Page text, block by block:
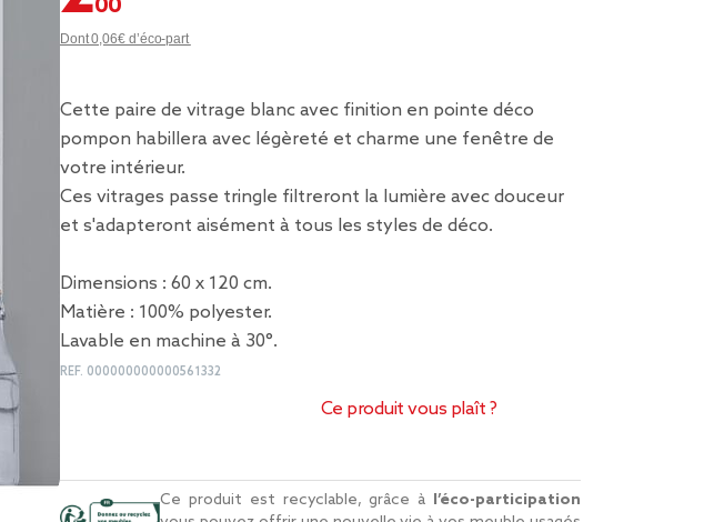
Dont 0,06€ d’éco-part
Cette paire de vitrage blanc avec finition en pointe déco
pompon habillera avec légèreté et charme une fenêtre de
votre intérieur.
Ces vitrages passe tringle filtreront la lumière avec douceur
et s'adapteront aisément à tous les styles de déco.
Dimensions : 60 x 120 cm.
Matière : 100% polyester.
Lavable en machine à 30°.
REF. 000000000000561332
Ce produit vous plaît ?
Ce produit est recyclable, grâce à l’éco-participation